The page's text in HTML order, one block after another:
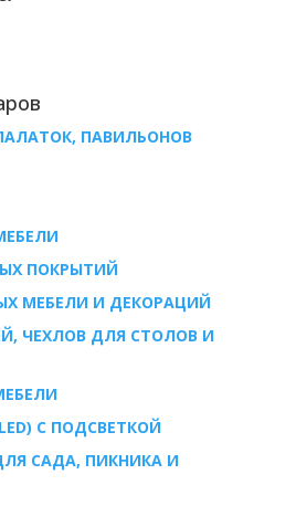
ПАВИЛЬОНОВ
ПОКРЫТИЙ
МЕБЕЛИ И ДЕКОРАЦИЙ
ЧЕХЛОВ ДЛЯ СТОЛОВ И
С ПОДСВЕТКОЙ
САДА, ПИКНИКА И